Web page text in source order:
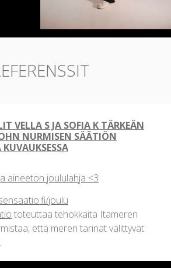
VELLA S JA SOFIA K TÄRKEÄN
NURMISEN SÄÄTIÖN
aineeton joululahja <3
fi/joulu
toteuttaa tehokkaita Itämeren
että meren tarinat välittyvät